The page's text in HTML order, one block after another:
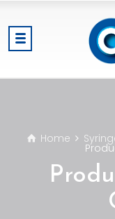
Home